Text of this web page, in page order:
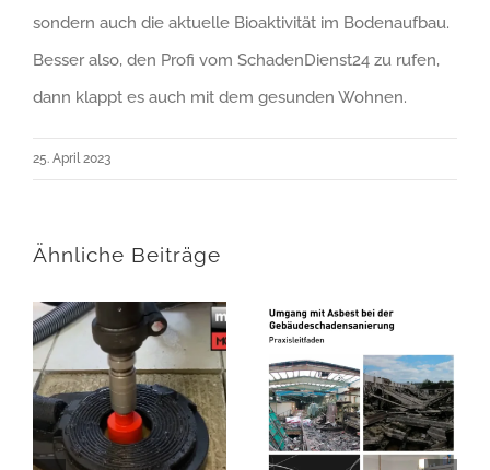
sondern auch die aktuelle Bioaktivität im Bodenaufbau.
Besser also, den Profi vom SchadenDienst24 zu rufen,
dann klappt es auch mit dem gesunden Wohnen.
25. April 2023
Ähnliche Beiträge